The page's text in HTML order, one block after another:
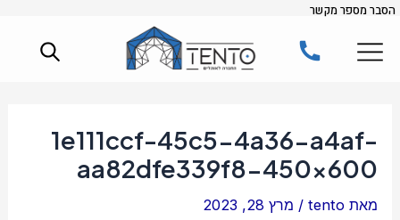
דילוג
לתוכן
הסבר מספר מקשר
1e111ccf-45c5-4a36-a4af-
aa82dfe339f8-450×600
מאתtento
/ מרץ 28, 2023
Post
navigation